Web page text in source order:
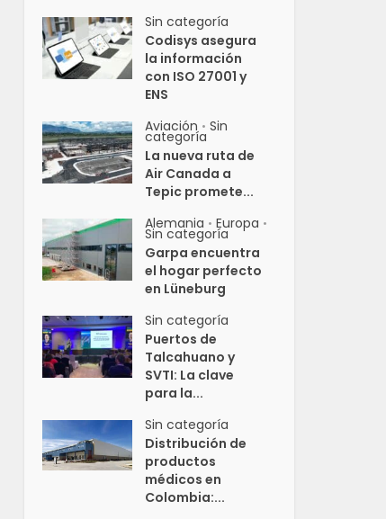
Sin categoría
Codisys asegura
la información
con ISO 27001 y
ENS
Aviación • Sin
categoría
La nueva ruta de
Air Canada a
Tepic promete...
Alemania • Europa •
Sin categoría
Garpa encuentra
el hogar perfecto
en Lüneburg
Sin categoría
Puertos de
Talcahuano y
SVTI: La clave
para la...
Sin categoría
Distribución de
productos
médicos en
Colombia:...